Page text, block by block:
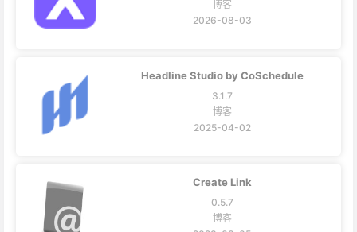
博客
2026-08-03
Headline Studio by CoSchedule
3.1.7
博客
2025-04-02
Create Link
0.5.7
博客